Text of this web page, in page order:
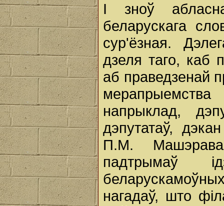
І зноў
беларускага
сур'ёзная.
дзеля таго, каб
аб праведзенай
мерапрыемства
напрыклад,
дэпутатаў,
П.М.
падтрымаў
нагадаў, што